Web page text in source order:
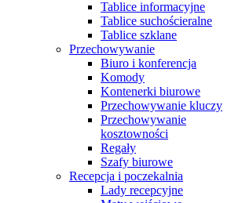
Tablice informacyjne
Tablice suchościeralne
Tablice szklane
Przechowywanie
Biuro i konferencja
Komody
Kontenerki biurowe
Przechowywanie kluczy
Przechowywanie
kosztowności
Regały
Szafy biurowe
Recepcja i poczekalnia
Lady recepcyjne